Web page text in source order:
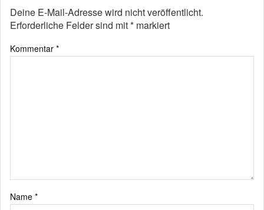
Deine E-Mail-Adresse wird nicht veröffentlicht.
Erforderliche Felder sind mit* markiert
Kommentar *
Name *